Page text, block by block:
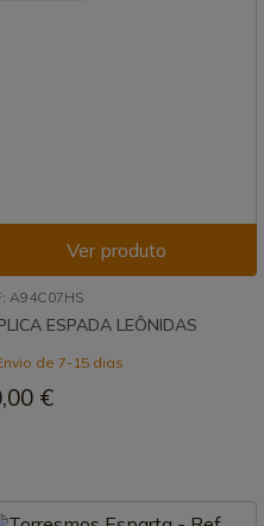
Ver produto
A94C07HS
ESPADA LEÔNIDAS
de 7-15 dias
€